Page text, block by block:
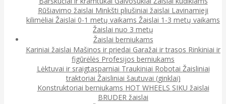
Rūšiavimo žaislai Minkšti pliušiniai žaislai Lavinamieji
kilimėliai Žaislai 0-1 metų vaikams Žaislai 1-3 metų vaikams
Žaislai nuo 3 metų
Žaislai berniukams
Kariniai žaislai Mašinos ir priedai Garažai ir trasos Rinkiniai ir
figūrėlės Profesijos berniukams
Lėktuvai ir sraigtasparniai Traukiniai Robotai Žaisliniai
traktoriai Žaisliniai šautuvai (ginklai)
Konstruktoriai berniukams HOT WHEELS SIKU žaislai
BRUDER žaislai